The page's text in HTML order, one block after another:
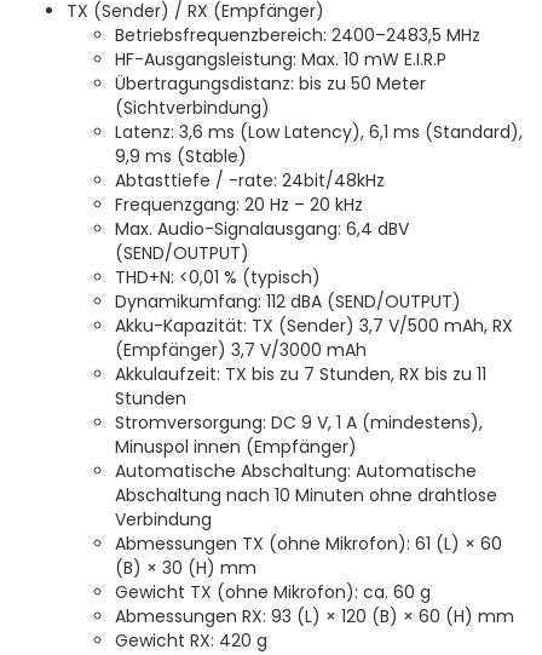
TX (Sender) / RX (Empfänger)
Betriebsfrequenzbereich: 2400–2483,5 MHz
HF-Ausgangsleistung: Max. 10 mW E.I.R.P
Übertragungsdistanz: bis zu 50 Meter
(Sichtverbindung)
Latenz: 3,6 ms (Low Latency), 6,1 ms (Standard),
9,9 ms (Stable)
Abtasttiefe / -rate: 24bit/48kHz
Frequenzgang: 20 Hz – 20 kHz
Max. Audio-Signalausgang: 6,4 dBV
(SEND/OUTPUT)
THD+N: <0,01 % (typisch)
Dynamikumfang: 112 dBA (SEND/OUTPUT)
Akku-Kapazität: TX (Sender) 3,7 V/500 mAh, RX
(Empfänger) 3,7 V/3000 mAh
Akkulaufzeit: TX bis zu 7 Stunden, RX bis zu 11
Stunden
Stromversorgung: DC 9 V, 1 A (mindestens),
Minuspol innen (Empfänger)
Automatische Abschaltung: Automatische
Abschaltung nach 10 Minuten ohne drahtlose
Verbindung
Abmessungen TX (ohne Mikrofon): 61 (L) × 60
(B) × 30 (H) mm
Gewicht TX (ohne Mikrofon): ca. 60 g
Abmessungen RX: 93 (L) × 120 (B) × 60 (H) mm
Gewicht RX: 420 g